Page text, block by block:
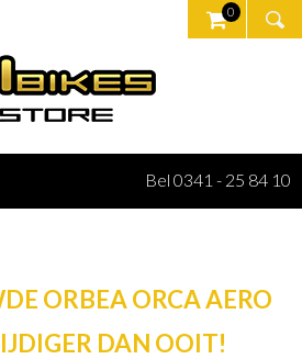
0
Bel 0341 - 25 84 10
ORBEA ORCA AERO
DAN OOIT!